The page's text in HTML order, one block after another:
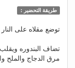
طريقة التحضير :
توضع مقلاه على
تضاف البندوره
مرق الدجاج والملح